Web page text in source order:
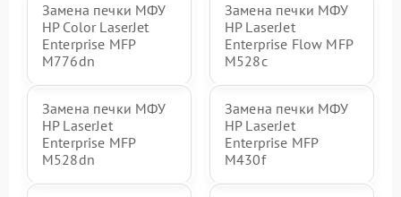
Замена печки МФУ
HP Color LaserJet
Enterprise MFP
M776dn
Замена печки МФУ
HP LaserJet
Enterprise Flow MFP
M528c
Замена печки МФУ
HP LaserJet
Enterprise MFP
M528dn
Замена печки МФУ
HP LaserJet
Enterprise MFP
M430f